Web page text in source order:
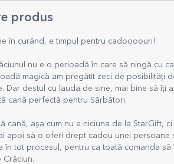
produs
în curând, e timpul pentru cadoooouri!
nu e o perioadă în care să ningă cu
magică am pregătit zeci de posibilități
Dar destul cu lauda de sine, mai bine să
cană perfectă pentru Sărbători.
cană, așa cum nu e niciuna de la StarGift,
apoi să o oferi drept cadou unei persoane
în tot procesul, pentru ca toată comanda
Crăciun.